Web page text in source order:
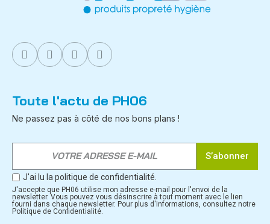
Toute l'actu de PH06
Ne passez pas à côté de nos bons plans !
S’abonner
J'ai lu la politique de confidentialité.
J'accepte que PH06 utilise mon adresse e-mail pour l'envoi de la
newsletter. Vous pouvez vous désinscrire à tout moment avec le lien
fourni dans chaque newsletter. Pour plus d'informations, consultez notre
Politique de Confidentialité.